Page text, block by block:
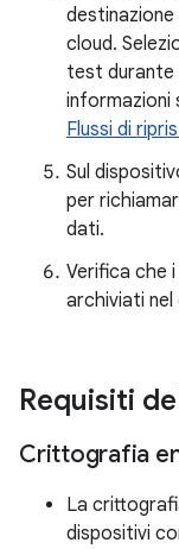
destinazione
cloud.
test durante
informazioni
Flussi di
Sul
per
dati.
Verifica che
archiviati nel
Requisiti
Crittografia
La
dispositivi